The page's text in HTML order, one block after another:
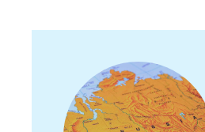
principale